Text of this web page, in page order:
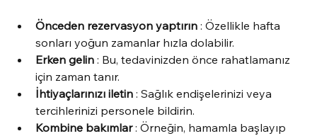
Önceden rezervasyon yaptırın : Özellikle hafta
sonları yoğun zamanlar hızla dolabilir.
Erken gelin : Bu, tedavinizden önce rahatlamanız
için zaman tanır.
İhtiyaçlarınızı iletin : Sağlık endişelerinizi veya
tercihlerinizi personele bildirin.
Kombine bakımlar : Örneğin, hamamla başlayıp